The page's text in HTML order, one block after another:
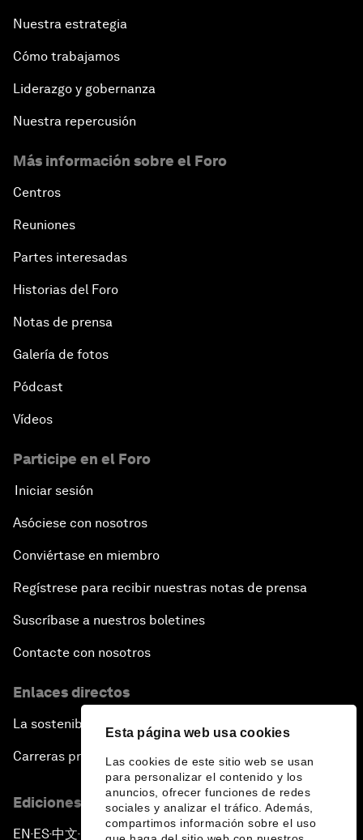
Esta página web usa cookies
Las cookies de este sitio web se usan
para personalizar el contenido y los
anuncios, ofrecer funciones de redes
sociales y analizar el tráfico. Además,
compartimos información sobre el uso
Nuestra estrategia
Cómo trabajamos
Liderazgo y gobernanza
Nuestra repercusión
Más información sobre el Foro
Centros
Reuniones
Partes interesadas
Historias del Foro
Notas de prensa
Galería de fotos
Pódcast
Vídeos
Participe en el Foro
Iniciar sesión
Asóciese con nosotros
Conviértase en miembro
Regístrese para recibir nuestras notas de prensa
Suscríbase a nuestros boletines
Contacte con nosotros
Enlaces directos
La sostenibilidad en el Foro
Carreras profesionales
Ediciones en otros idiomas
EN ▪ES▪中文▪ 日本語